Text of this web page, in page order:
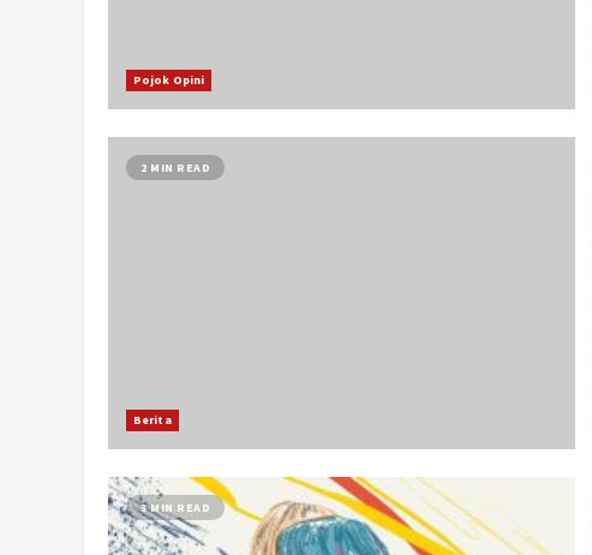
Pojok Opini
2 MIN READ
Berita
3 MIN READ